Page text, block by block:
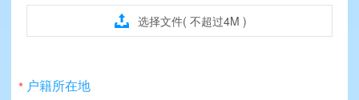
 选择文件( 不超过4M )
* 户籍所在地